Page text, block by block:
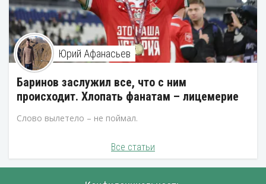
Юрий Афанасьев
Баринов заслужил все, что с ним
происходит. Хлопать фанатам – лицемерие
Слово вылетело – не поймал.
Все статьи